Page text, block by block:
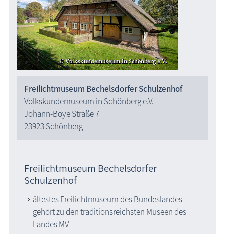
Freilichtmuseum Bechelsdorfer Schulzenhof
Volkskundemuseum in Schönberg e.V.
Johann-Boye Straße 7
23923 Schönberg
Freilichtmuseum Bechelsdorfer
Schulzenhof
ältestes Freilichtmuseum des Bundeslandes -
gehört zu den traditionsreichsten Museen des
Landes MV